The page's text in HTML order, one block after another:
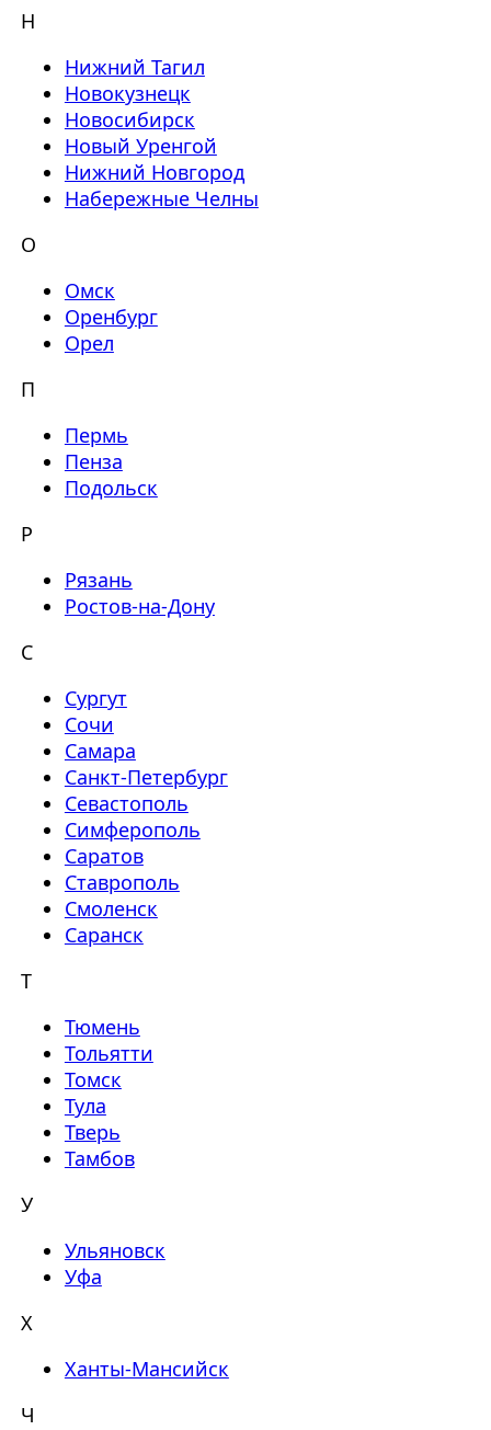
Н
Нижний Тагил
Новокузнецк
Новосибирск
Новый Уренгой
Нижний Новгород
Набережные Челны
О
Омск
Оренбург
Орел
П
Пермь
Пенза
Подольск
Р
Рязань
Ростов-на-Дону
С
Сургут
Сочи
Самара
Санкт-Петербург
Севастополь
Симферополь
Саратов
Ставрополь
Смоленск
Саранск
Т
Тюмень
Тольятти
Томск
Тула
Тверь
Тамбов
У
Ульяновск
Уфа
Х
Ханты-Мансийск
Ч